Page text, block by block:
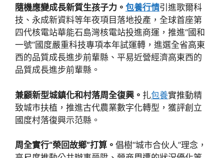
隨機應變成長新質生孩子力。 包養行情引進歌爾科
技、永成新資料等年夜項目落地投產，全球首座第
四代核電站華能石島灣核電站投進商運，推進“國和
一號”國度嚴重科技專項本年試運轉，進選全省高東
西的品質成長進步前輩縣、平易近營經濟高東西的
品質成長進步前輩縣。
兼顧新型城鎮化和村落周全復興。 扎包養實推動精
致城市扶植，推進古代農業數字化轉型，獲評創立
國度村落復興示范縣。
周全實行“榮回故鄉”打算。 倡樹“城市合伙人”理念，